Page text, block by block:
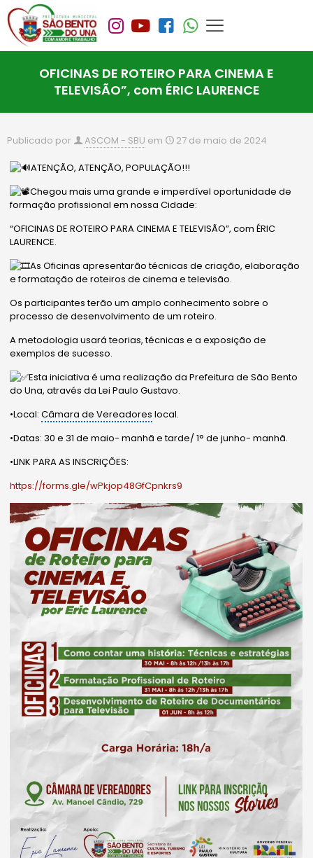
OFICINAS DE ROTEIRO PARA CINEMA E
TELEVISÃO”, com ÉRIC LAURENCE
Publicado por ASCOM - SBU em 27 de maio de 2024
ATENÇÃO, ATENÇÃO, POPULAÇÃO!!!
Chegou mais uma grande e imperdível oportunidade de
formação profissional em nossa Cidade:
“OFICINAS DE ROTEIRO PARA CINEMA E TELEVISÃO”, com ÉRIC
LAURENCE.
AsOficinas apresentarão técnicas de criação, elaboração
e formatação de roteiros de cinema e televisão.
Os participantes terão um amplo conhecimento sobre o
processo de desenvolvimento de um roteiro.
A metodologia usará teorias, técnicas e a exposição de
exemplos de sucesso.
Esta iniciativa é uma realização da Prefeitura de São Bento
do Una, através da Lei Paulo Gustavo.
•Local:Câmara de Vereadores local.
•Datas: 30 e 31 de maio- manhã e tarde/ 1° de junho- manhã.
•LINK PARA AS INSCRIÇÕES:
https://forms.gle/wPkjop48GfCpnkrs9